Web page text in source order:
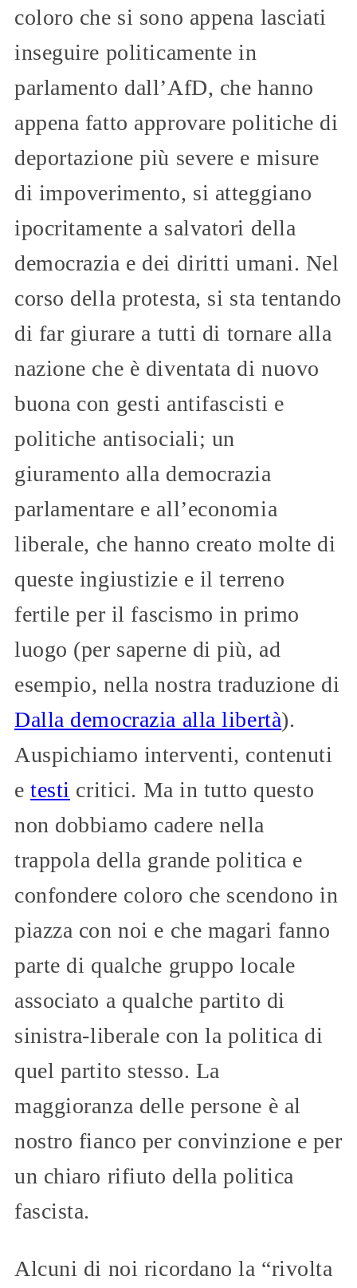
coloro che si sono appena lasciati
inseguire politicamente in
parlamento dall’AfD, che hanno
appena fatto approvare politiche di
deportazione più severe e misure
di impoverimento, si atteggiano
ipocritamente a salvatori della
democrazia e dei diritti umani. Nel
corso della protesta, si sta tentando
di far giurare a tutti di tornare alla
nazione che è diventata di nuovo
buona con gesti antifascisti e
politiche antisociali; un
giuramento alla democrazia
parlamentare e all’economia
liberale, che hanno creato molte di
queste ingiustizie e il terreno
fertile per il fascismo in primo
luogo (per saperne di più, ad
esempio, nella nostra traduzione di
Dalla democrazia alla libertà).
Auspichiamo interventi, contenuti
etesti critici. Ma in tutto questo
non dobbiamo cadere nella
trappola della grande politica e
confondere coloro che scendono in
piazza con noi e che magari fanno
parte di qualche gruppo locale
associato a qualche partito di
sinistra-liberale con la politica di
quel partito stesso. La
maggioranza delle persone è al
nostro fianco per convinzione e per
un chiaro rifiuto della politica
fascista.
Alcuni di noi ricordano la “rivolta